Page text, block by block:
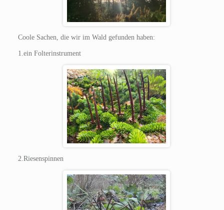
Coole Sachen, die wir im Wald gefunden haben:
1.ein Folterinstrument
2.Riesenspinnen